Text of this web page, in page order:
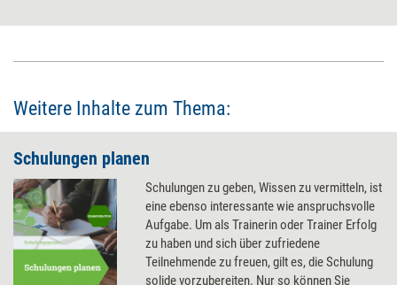
Weitere Inhalte zum Thema:
Schulungen planen
Schulungen zu geben, Wissen zu vermitteln, ist
eine ebenso interessante wie anspruchsvolle
Aufgabe. Um als Trainerin oder Trainer Erfolg
zu haben und sich über zufriedene
Teilnehmende zu freuen, gilt es, die Schulung
solide vorzubereiten. Nur so können Sie